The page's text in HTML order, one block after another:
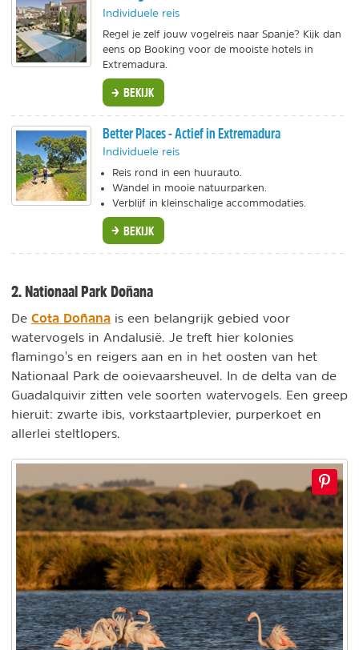
Individuele reis
Regel je zelf jouw vogelreis naar Spanje? Kijk dan
eens op Booking voor de mooiste hotels in
Extremadura.
BEKIJK
Better Places - Actief in Extremadura
Individuele reis
Reis rond in een huurauto.
Wandel in mooie natuurparken.
Verblijf in kleinschalige accommodaties.
BEKIJK
2. Nationaal Park Doñana
De Cota Doñana is een belangrijk gebied voor
watervogels in Andalusië. Je treft hier kolonies
flamingo's en reigers aan en in het oosten van het
Nationaal Park de ooievaarsheuvel. In de delta van de
Guadalquivir zitten vele soorten watervogels. Een greep
hieruit: zwarte ibis, vorkstaartplevier, purperkoet en
allerlei steltlopers.